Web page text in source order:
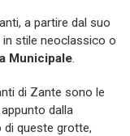
a partire dal suo
stile neoclassico o
Municipale.
di Zante sono le
dalla
di queste grotte,